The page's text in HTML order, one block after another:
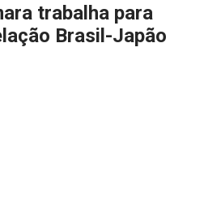
trabalha para
Brasil-Japão